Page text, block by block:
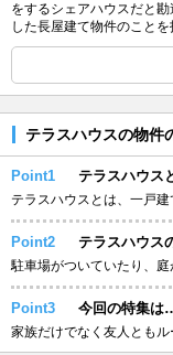
をするシェアハウスだと
した長屋建て物件のことを
テラスハウスの物件
Point1 テラスハウス
テラスハウスとは、一戸建
Point2 テラスハウス
駐車場がついていたり、庭
Point3 今回の特集は
家族だけでなく友人とも